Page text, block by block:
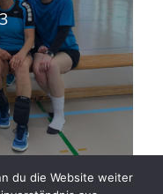
du die Website weiter